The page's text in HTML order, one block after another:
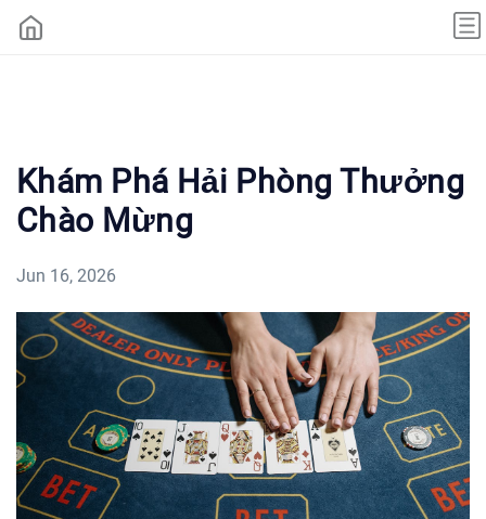
Khám Phá Hải Phòng Thưởng
Chào Mừng
Jun 16, 2026